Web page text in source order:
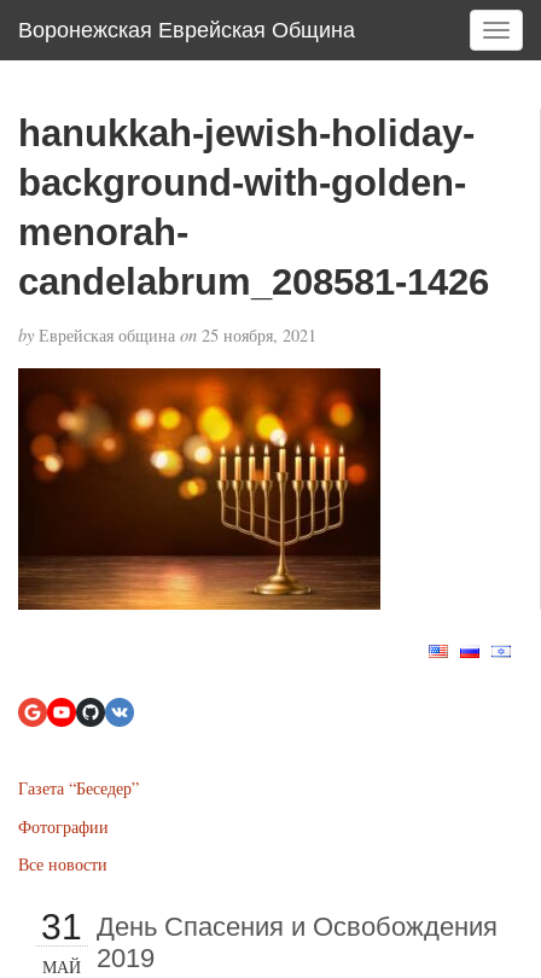
Воронежская Еврейская Община
T
o
hanukkah-jewish-holiday-
background-with-golden-
menorah-
candelabrum_208581-1426
by Еврейская община on 25 ноября, 2021
Газета “Беседер”
Фотографии
Все новости
31
МАЙ
День Спасения и Освобождения
2019